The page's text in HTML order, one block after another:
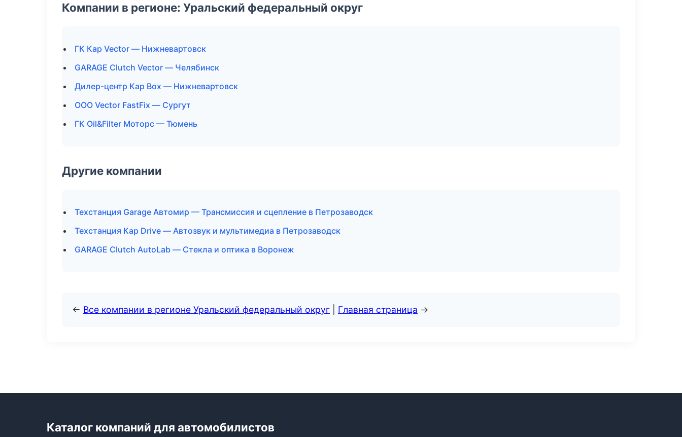
Компании в регионе: Уральский федеральный округ
ГК Кар Vector — Нижневартовск
GARAGE Clutch Vector — Челябинск
Дилер-центр Кар Box — Нижневартовск
ООО Vector FastFix — Сургут
ГК Oil&Filter Моторс — Тюмень
Другие компании
Техстанция Garage Автомир — Трансмиссия и сцепление в Петрозаводск
Техстанция Кар Drive — Автозвук и мультимедиа в Петрозаводск
GARAGE Clutch AutoLab — Стекла и оптика в Воронеж
← Все компании в регионе Уральский федеральный округ Главная страница →
Каталог компаний для автомобилистов